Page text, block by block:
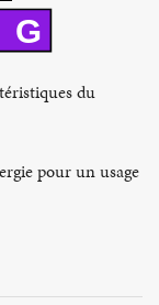
G
du
pour un usage